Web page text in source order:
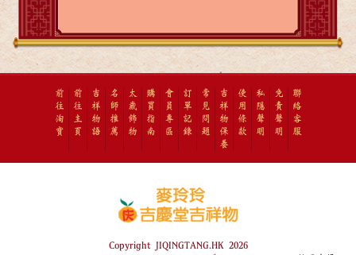
前
往
淘
寶
前
往
主
頁
吉
祥
物
語
名
師
推
薦
太
歲
飾
物
購
買
指
南
會
員
專
區
訂
單
記
錄
常
見
問
題
吉
祥
物
保
養
使
用
條
款
私
隱
聲
明
免
責
聲
明
聯
絡
客
服
Copyright JIQINGTANG.HK 2026